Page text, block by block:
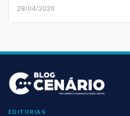
28/04/2026
EDITORIAS